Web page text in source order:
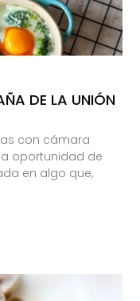
DE LA UNIÓN
con cámara
oportunidad de
en algo que,